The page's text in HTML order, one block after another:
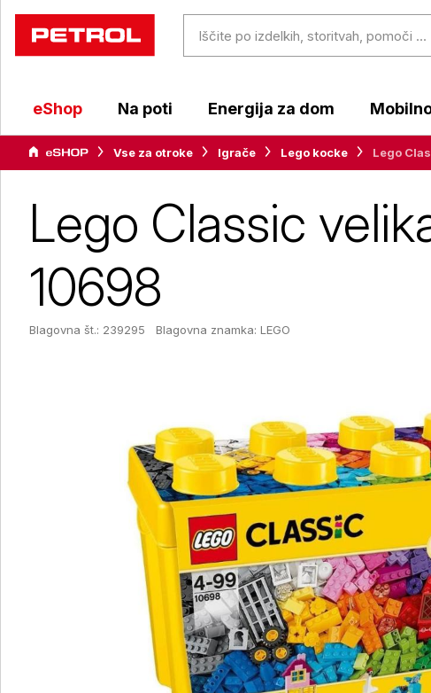
eShop Na poti Energija za dom
Vse za otroke Igrače Lego kocke Lego
Lego Classic
10698
Blagovna št.: 239295 Blagovna znamka: LEGO